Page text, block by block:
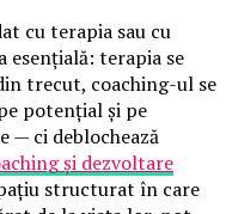
cu terapia sau cu
esențială: terapia se
trecut, coaching-ul se
potențial și pe
— ci deblochează
și dezvoltare
structurat în care